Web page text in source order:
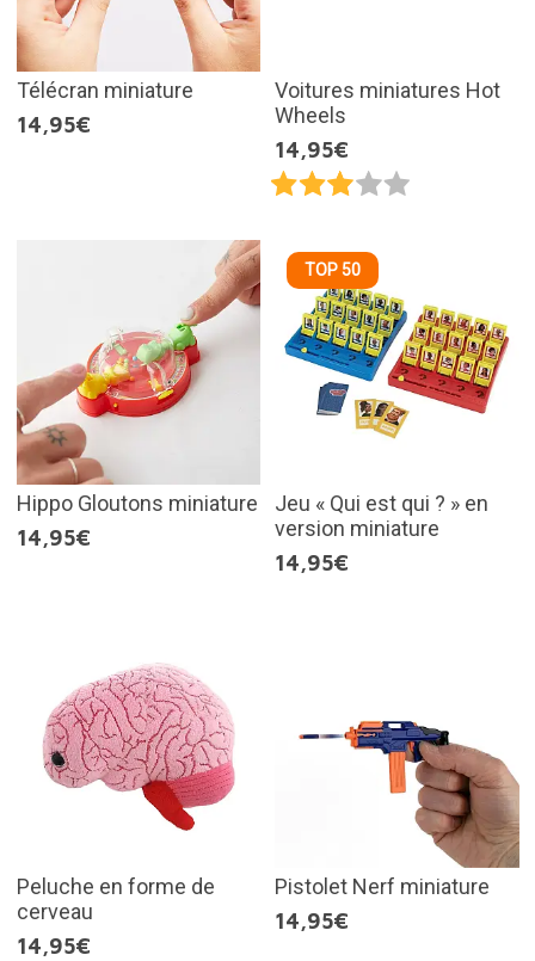
Télécran miniature
14,95€
Voitures miniatures Hot
Wheels
14,95€
Hippo Gloutons miniature
14,95€
TOP 50
Jeu « Qui est qui ? » en
version miniature
14,95€
Peluche en forme de
cerveau
14,95€
Pistolet Nerf miniature
14,95€